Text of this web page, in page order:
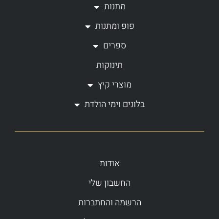
f
מתנות
פופ ומתנות
ספרים
תינוקות
מוצרי קיץ
בלונים וימי הולדת
אודות
החשבון שלי
הרשמה והחתברות